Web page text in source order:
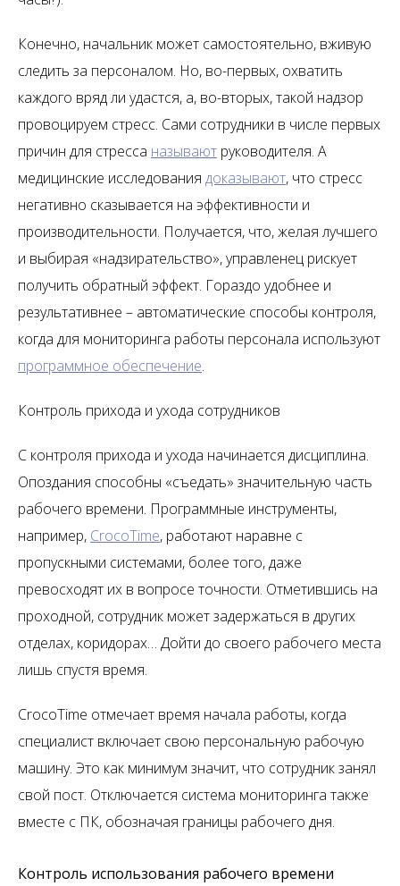
Конечно, начальник может самостоятельно, вживую
следить за персоналом. Но, во-первых, охватить
каждого вряд ли удастся, а, во-вторых, такой надзор
провоцируем стресс. Сами сотрудники в числе первых
причин для стресса называют руководителя. А
медицинские исследования доказывают, что стресс
негативно сказывается на эффективности и
производительности. Получается, что, желая лучшего
и выбирая «надзирательство», управленец рискует
получить обратный эффект. Гораздо удобнее и
результативнее – автоматические способы контроля,
когда для мониторинга работы персонала используют
программное обеспечение.
Контроль прихода и ухода сотрудников
С контроля прихода и ухода начинается дисциплина.
Опоздания способны «съедать» значительную часть
рабочего времени. Программные инструменты,
например, CrocoTime, работают наравне с
пропускными системами, более того, даже
превосходят их в вопросе точности. Отметившись на
проходной, сотрудник может задержаться в других
отделах, коридорах… Дойти до своего рабочего места
лишь спустя время.
CrocoTime отмечает время начала работы, когда
специалист включает свою персональную рабочую
машину. Это как минимум значит, что сотрудник занял
свой пост. Отключается система мониторинга также
вместе с ПК, обозначая границы рабочего дня.
Контроль использования рабочего времени